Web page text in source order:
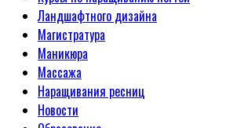
Ландшафтного дизайна
Магистратура
Маникюра
Массажа
Наращивания ресниц
Новости